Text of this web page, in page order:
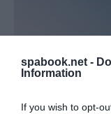
spabook.net -
Information
If you wish to opt-